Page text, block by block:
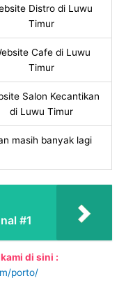
Distro di Luwu
Timur
Cafe di Luwu
Timur
Salon Kecantikan
di Luwu Timur
masih banyak lagi
#1
di sini :
porto/